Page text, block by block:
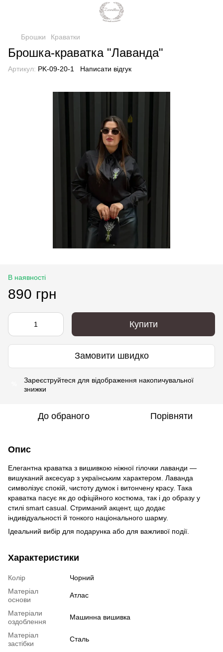
Брошки Краватки
Брошка-краватка "Лаванда"
Артикул: PK-09-20-1 Написати відгук
В наявності
890 грн
Купити
Замовити швидко
Зареєструйтеся для відображення накопичувальної
знижки
До обраного Порівняти
Опис
Елегантна краватка з вишивкою ніжної гілочки лаванди —
вишуканий аксесуар з українським характером. Лаванда
символізує спокій, чистоту думок і витончену красу. Така
краватка пасує як до офіційного костюма, так і до образу у
стилі smart casual. Стриманий акцент, що додає
індивідуальності й тонкого національного шарму.
Ідеальний вибір для подарунка або для важливої події.
Характеристики
Колір
Чорний
Матеріал
основи
Атлас
Матеріали
оздоблення
Машинна вишивка
Матеріал
застібки
Сталь